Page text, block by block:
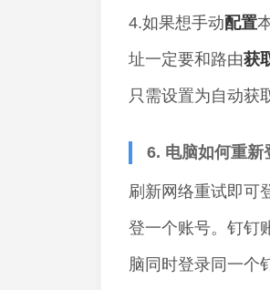
4.如果想手动配置
址一定要和路由获
只需设置为自动获
6. 电脑如何重新
刷新网络重试即可
登一个账号。钉钉
脑同时登录同一个